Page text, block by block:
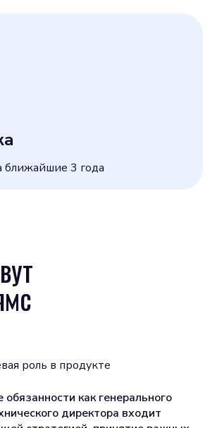
ближайшие 3 года
роль в продукте
как генерального
директора входит